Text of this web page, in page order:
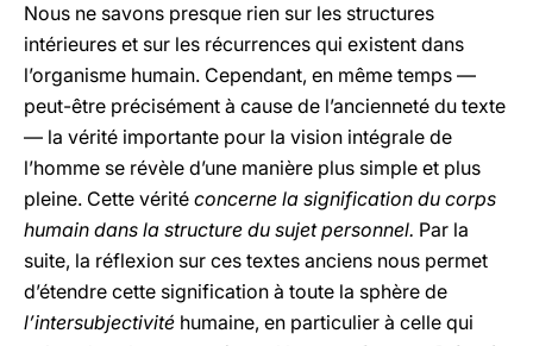
Nous ne savons presque rien sur les structures
intérieures et sur les récurrences qui existent dans
l’organisme humain. Cependant, en même temps —
peut-être précisément à cause de l’ancienneté du texte
— la vérité importante pour la vision intégrale de
l’homme se révèle d’une manière plus simple et plus
pleine. Cette vérité concerne la signification du corps
humain dans la structure du sujet personnel. Par la
suite, la réflexion sur ces textes anciens nous permet
d’étendre cette signification à toute la sphère de
l’intersubjectivité humaine, en particulier à celle qui